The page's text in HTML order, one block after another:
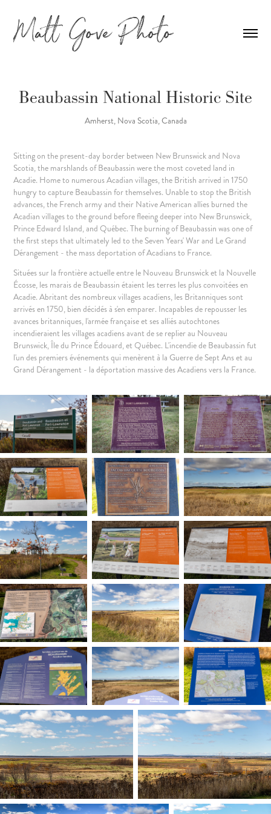
Beaubassin National Historic Site
Amherst, Nova Scotia, Canada
Sitting on the present-day border between New Brunswick and Nova
Scotia, the marshlands of Beaubassin were the most coveted land in
Acadie. Home to numerous Acadian villages, the British arrived in 1750
hungry to capture Beaubassin for themselves. Unable to stop the British
advances, the French army and their Native American allies burned the
Acadian villages to the ground before fleeing deeper into New Brunswick,
Prince Edward Island, and Québec. The burning of Beaubassin was one of
the first steps that ultimately led to the Seven Years' War and Le Grand
Dérangement - the mass deportation of Acadians to France.
Situées sur la frontière actuelle entre le Nouveau Brunswick et la Nouvelle
Écosse, les marais de Beaubassin étaient les terres les plus convoitées en
Acadie. Abritant des nombreux villages acadiens, les Britanniques sont
arrivés en 1750, bien décidés à s'en emparer. Incapables de repousser les
avances britanniques, l'armée française et ses alliés autochtones
incendieraient les villages acadiens avant de se replier au Nouveau
Brunswick, Île du Prince Édouard, et Québec. L'incendie de Beaubassin fut
l'un des premiers événements qui menèrent à la Guerre de Sept Ans et au
Grand Dérangement - la déportation massive des Acadiens vers la France.